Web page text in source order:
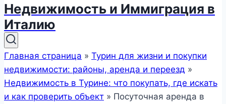
Недвижимость и Иммиграция в
Италию
Главная страница » Турин для жизни и покупки
недвижимости: районы, аренда и переезд »
Недвижимость в Турине: что покупать, где искать
и как проверить объект » Посуточная аренда в